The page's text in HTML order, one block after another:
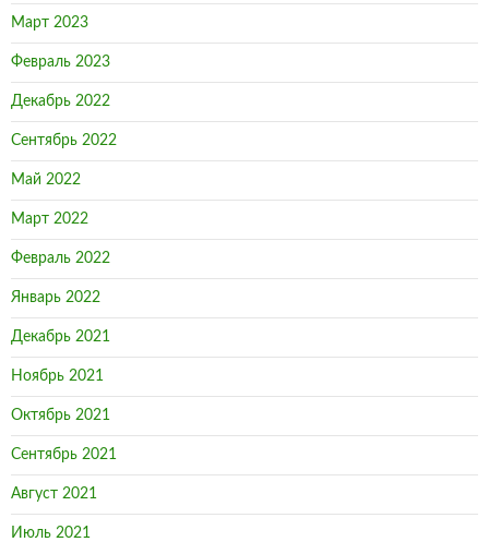
Март 2023
Февраль 2023
Декабрь 2022
Сентябрь 2022
Май 2022
Март 2022
Февраль 2022
Январь 2022
Декабрь 2021
Ноябрь 2021
Октябрь 2021
Сентябрь 2021
Август 2021
Июль 2021